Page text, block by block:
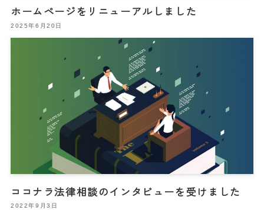
ホームページをリニューアルしました
2025年6月20日
ココナラ法律相談のインタビューを受けました
2022年9月3日